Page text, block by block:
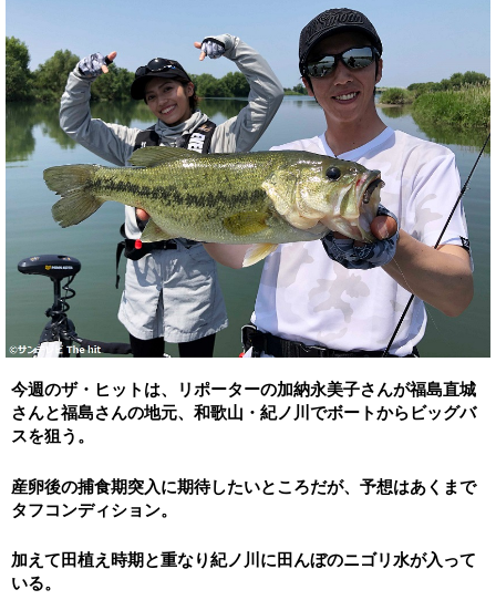
今週のザ・ヒットは、リポーターの加納永美子さんが福島直城
さんと福島さんの地元、 和歌山・紀ノ川でボートからビッグバ
スを狙う。
産卵後の捕食期突入に期待したいところだが、予想はあくまで
タフコンディション。
加えて田植え時期と重なり紀ノ川に田んぼのニゴリ水が入って
いる。